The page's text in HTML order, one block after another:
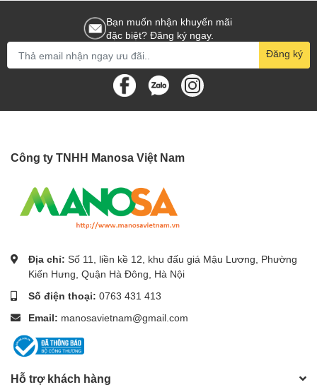
Bạn muốn nhận khuyến mãi
đặc biệt? Đăng ký ngay.
Đăng ký
Công ty TNHH Manosa Việt Nam
Địa chỉ: Số 11, liền kề 12, khu đấu giá Mậu Lương, Phường
Kiến Hưng, Quận Hà Đông, Hà Nội
Số điện thoại: 0763 431 413
Email: manosavietnam@gmail.com
Hỗ trợ khách hàng